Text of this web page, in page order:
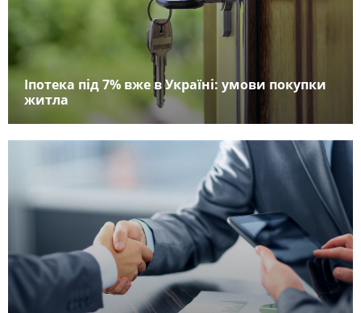
Іпотека під 7% вже в Україні: умови покупки
житла